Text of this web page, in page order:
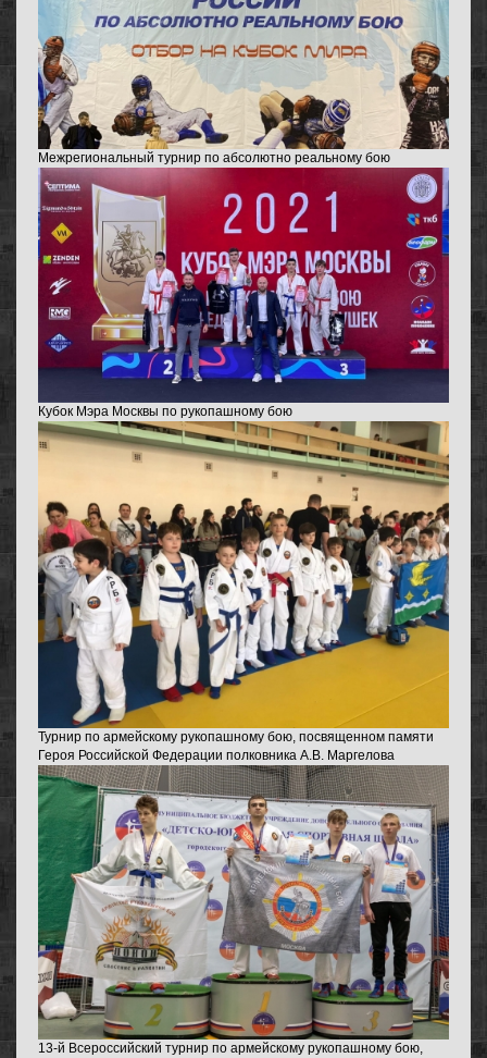
Межрегиональный турнир по абсолютно реальному бою
Кубок Мэра Москвы по рукопашному бою
Турнир по армейскому рукопашному бою, посвященном памяти
Героя Российской Федерации полковника А.В. Маргелова
13-й Всероссийский турнир по армейскому рукопашному бою,